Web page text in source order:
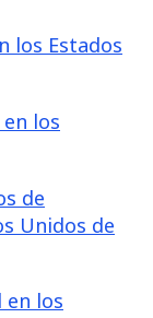
los Estados
los
de
Unidos de
los